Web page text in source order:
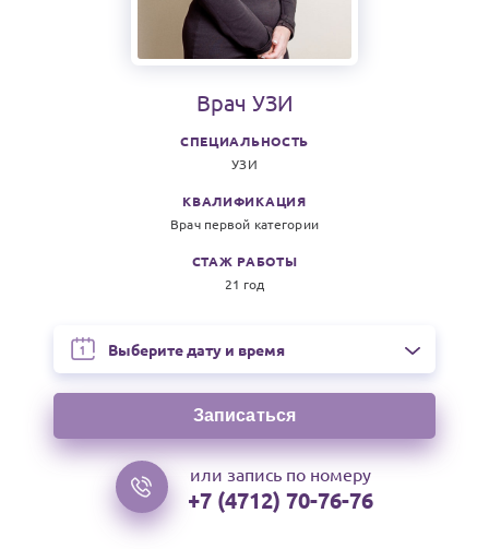
Врач УЗИ
СПЕЦИАЛЬНОСТЬ
УЗИ
КВАЛИФИКАЦИЯ
Врач первой категории
СТАЖ РАБОТЫ
21 год
Выберите дату и время
На следующие даты
Записаться
или запись по номеру
+7 (4712) 70-76-76